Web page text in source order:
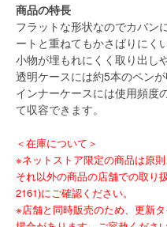
商品の特長
フラットな形状なのでカバン
ートと重ねてもかさばりにく
小物が埋もれにくく取り出し
透明ケースには約5本のペンが
インナーケースには使用頻度
て収容できます。
＜在庫について＞
※ネットストア限定の商品は原
それ以外の商品の店舗での取り
2161)にご確認ください。
※店舗と同時販売のため、更新